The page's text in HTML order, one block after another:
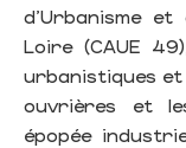
d'Urbanisme et
Loire (CAUE
urbanistiques
ouvrières et
épopée